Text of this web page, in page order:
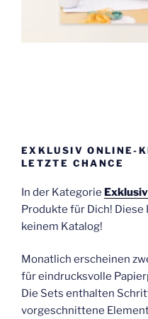
EXKLUSIV ONLINE-
LETZTE CHANCE
In der Kategorie
Produkte für Dich!
keinem Katalog!
Monatlich erscheinen
für eindrucksvolle
Die Sets enthalten
vorgeschnittene